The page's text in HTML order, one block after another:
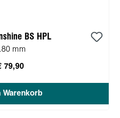
BS HPL
mm
79,90
Warenkorb